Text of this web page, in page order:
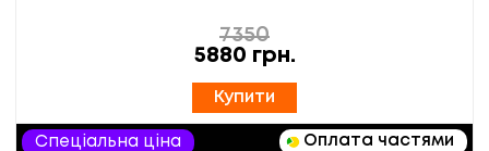
7350
5880 грн.
Купити
Спеціальна ціна Оплата частями